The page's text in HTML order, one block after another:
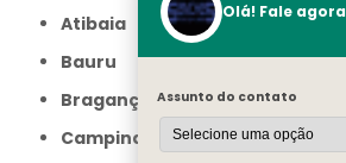
Atibaia
Bauru
Bragança Paulista
Campinas
Olá! Fale
Assunto do contato